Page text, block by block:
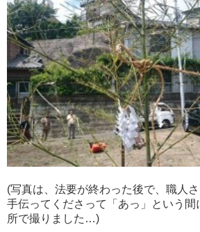
(写真は、法要が終わった後で、職人
手伝ってくださって「あっ」という間
所で撮りました…)